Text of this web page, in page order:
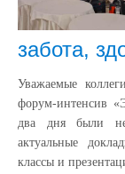
забота,
Уважаемые
форум-интенсив
два дня были
актуальные
классы и